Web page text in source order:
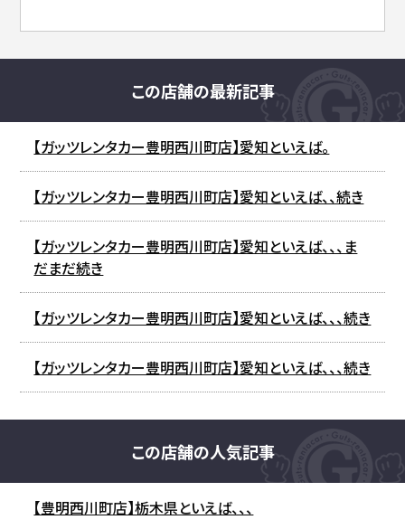
この店舗の最新記事
【ガッツレンタカー豊明西川町店】愛知といえば。
【ガッツレンタカー豊明西川町店】愛知といえば、、続き
【ガッツレンタカー豊明西川町店】愛知といえば、、、ま
だまだ続き
【ガッツレンタカー豊明西川町店】愛知といえば、、、続き
【ガッツレンタカー豊明西川町店】愛知といえば、、、続き
この店舗の人気記事
【豊明西川町店】栃木県といえば、、、